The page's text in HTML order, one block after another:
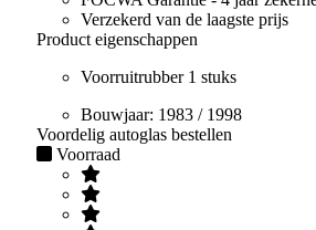
Verzekerd van de laagste prijs
Product eigenschappen
Voorruitrubber 1 stuks
Bouwjaar: 1983 / 1998
Voordelig autoglas bestellen
Voorraad